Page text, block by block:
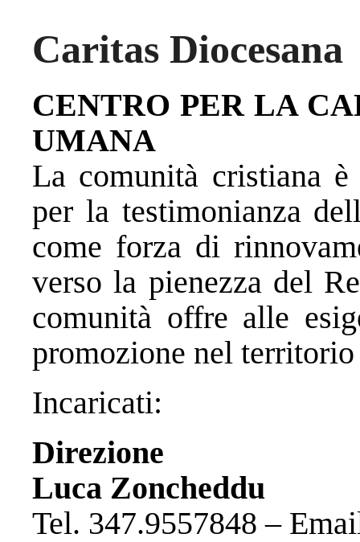
Caritas Diocesana
CENTRO PER LA
UMANA
La comunità cristiana
per la testimonianza
come forza di
verso la pienezza del
comunità offre alle
promozione nel
Incaricati:
Direzione
Luca Zoncheddu
Tel. 347.9557848 –